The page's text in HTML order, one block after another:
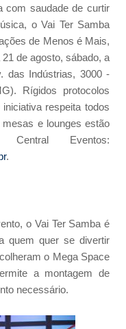
com saudade de curtir
o Vai Ter Samba
de Menos é Mais,
de agosto, sábado, a
das Indústrias, 3000 -
Rígidos protocolos
respeita todos
e lounges estão
Eventos:
.
o Vai Ter Samba é
quem quer se divertir
o Mega Space
a montagem de
necessário.